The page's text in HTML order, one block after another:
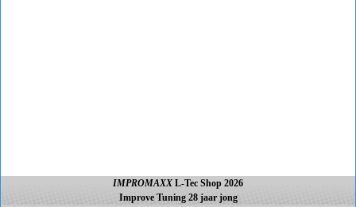
IMPROMAXX L-Tec Shop 2026
Improve Tuning 28 jaar jong